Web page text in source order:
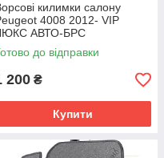
килимки салону
4008 2012- VIP
АВТО-БРС
до відправки
200 ₴
Купити